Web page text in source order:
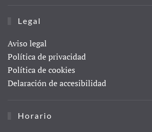
Legal
Aviso legal
Política de privacidad
Política de cookies
Delaración de accesibilidad
Horario